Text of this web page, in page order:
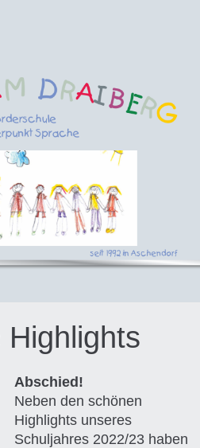
Highlights
Abschied!
Neben den schönen
Highlights unseres
Schuljahres 2022/23 haben